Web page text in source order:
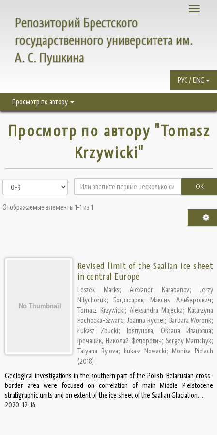
Toggle
Репозиторий Брестского
государственного университета им.
А. С. Пушкина
РУС / ENG
Просмотр по автору
Просмотр по автору "Tomasz
Krzywicki"
OK
Отображаемые элементы 1-1 из 1
Revised limit of the Saalian ice sheet
in central Europe
Leszek Marks; Alexandr Karabanov; Jerzy
Nitychoruk; Богдасаров, Максим Альбертович;
Tomasz Krzywicki; Aleksandra Majecka; Katarzyna
Pochocka-Szwarc; Joanna Rychel; Barbara Woronk;
Łukasz Zbucki; Грядунова, Оксана Ивановна;
Гречаник, Николай Федорович; Sergey Mamchyk;
Tatyana Rylova; Łukasz Nowacki; Monika Pielach
(2018)
Geological investigations in the southern part of the Polish-Belarusian cross-
border area were focused on correlation of main Middle Pleistocene
stratigraphic units and on extent of the ice sheet of the Saalian Glaciation. ...
2020-12-14